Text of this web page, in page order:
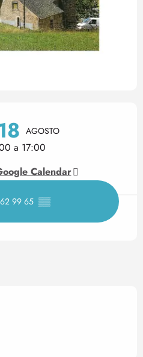
de
AGOSTO
a 17:00
Calendar
99 65 ▒▒